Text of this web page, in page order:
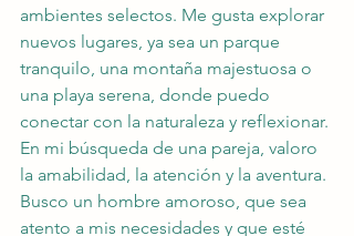
ambientes selectos. Me gusta explorar
nuevos lugares, ya sea un parque
tranquilo, una montaña majestuosa o
una playa serena, donde puedo
conectar con la naturaleza y reflexionar.
En mi búsqueda de una pareja, valoro
la amabilidad, la atención y la aventura.
Busco un hombre amoroso, que sea
atento a mis necesidades y que esté